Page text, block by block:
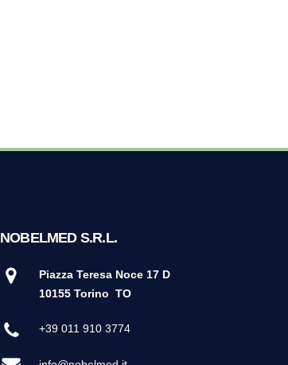
NOBELMED S.R.L.
Piazza Teresa Noce 17 D
10155 Torino TO
+39 011 910 3774